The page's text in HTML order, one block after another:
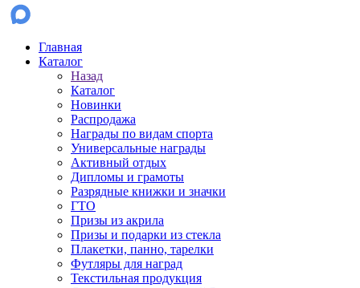
Главная
Каталог
Назад
Каталог
Новинки
Распродажа
Награды по видам спорта
Универсальные награды
Активный отдых
Дипломы и грамоты
Разрядные книжки и значки
ГТО
Призы из акрила
Призы и подарки из стекла
Плакетки, панно, тарелки
Футляры для наград
Текстильная продукция